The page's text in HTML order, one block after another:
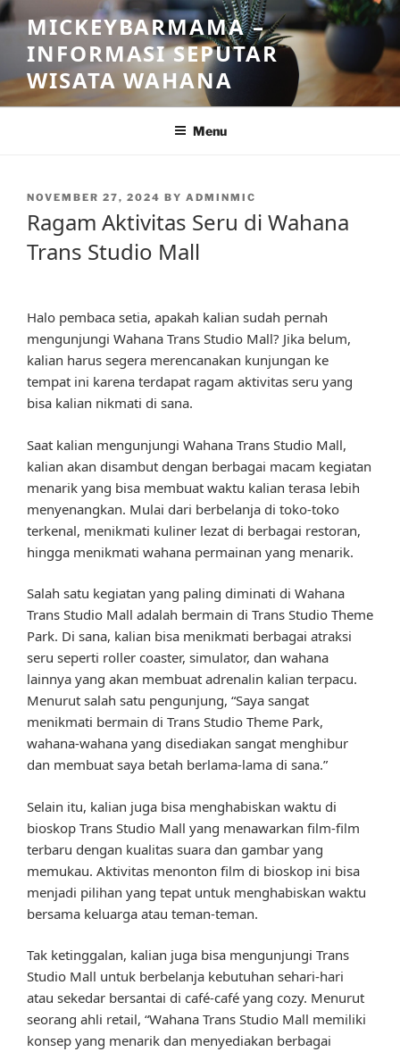
Skip
to
content
MICKEYBARMAMA –
INFORMASI SEPUTAR
WISATA WAHANA
Menu
POSTED
NOVEMBER 27, 2024 BY ADMINMIC
Ragam Aktivitas Seru di Wahana
Trans Studio Mall
Halo pembaca setia, apakah kalian sudah pernah
mengunjungi Wahana Trans Studio Mall? Jika belum,
kalian harus segera merencanakan kunjungan ke
tempat ini karena terdapat ragam aktivitas seru yang
bisa kalian nikmati di sana.
Saat kalian mengunjungi Wahana Trans Studio Mall,
kalian akan disambut dengan berbagai macam kegiatan
menarik yang bisa membuat waktu kalian terasa lebih
menyenangkan. Mulai dari berbelanja di toko-toko
terkenal, menikmati kuliner lezat di berbagai restoran,
hingga menikmati wahana permainan yang menarik.
Salah satu kegiatan yang paling diminati di Wahana
Trans Studio Mall adalah bermain di Trans Studio Theme
Park. Di sana, kalian bisa menikmati berbagai atraksi
seru seperti roller coaster, simulator, dan wahana
lainnya yang akan membuat adrenalin kalian terpacu.
Menurut salah satu pengunjung, “Saya sangat
menikmati bermain di Trans Studio Theme Park,
wahana-wahana yang disediakan sangat menghibur
dan membuat saya betah berlama-lama di sana.”
Selain itu, kalian juga bisa menghabiskan waktu di
bioskop Trans Studio Mall yang menawarkan film-film
terbaru dengan kualitas suara dan gambar yang
memukau. Aktivitas menonton film di bioskop ini bisa
menjadi pilihan yang tepat untuk menghabiskan waktu
bersama keluarga atau teman-teman.
Tak ketinggalan, kalian juga bisa mengunjungi Trans
Studio Mall untuk berbelanja kebutuhan sehari-hari
atau sekedar bersantai di café-café yang cozy. Menurut
seorang ahli retail, “Wahana Trans Studio Mall memiliki
konsep yang menarik dan menyediakan berbagai